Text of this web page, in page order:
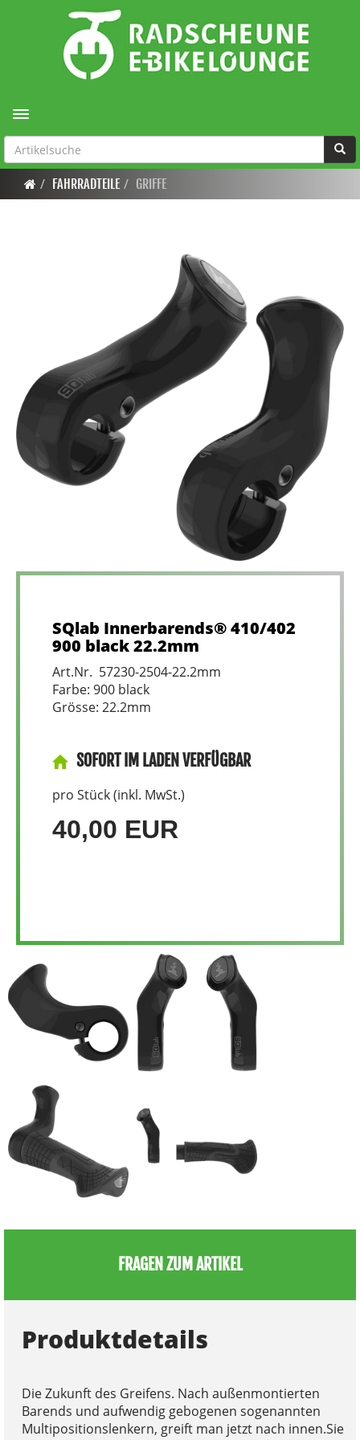
Toggle navigation
FAHRRADTEILE GRIFFE
SQlab Innerbarends® 410/402
900 black 22.2mm
Art.Nr. 57230-2504-22.2mm
Farbe: 900 black
Grösse: 22.2mm
SOFORT IM LADEN VERFÜGBAR
pro Stück (inkl. MwSt.)
40,00 EUR
FRAGEN ZUM ARTIKEL
Produktdetails
Die Zukunft des Greifens. Nach außenmontierten
Barends und aufwendig gebogenen sogenannten
Multipositionslenkern, greift man jetzt nach innen.Sie